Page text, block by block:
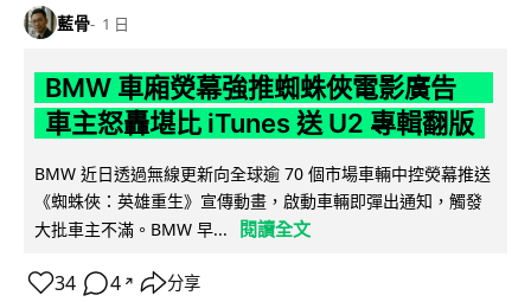
藍骨 1 日
BMW 車廂熒幕強推蜘蛛俠電影廣告
車主怒轟堪比 iTunes 送 U2 專輯翻版
BMW 近日透過無線更新向全球逾 70 個市場車輛中控熒幕推送
《蜘蛛俠：英雄重生》宣傳動畫，啟動車輛即彈出通知，觸發
大批車主不滿。BMW 早...
閱讀全文
34 4 ↗ 分享